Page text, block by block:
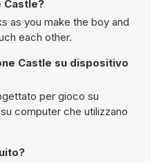
Castle?
as you make the boy and
each other.
Castle su dispositivo
per gioco su
computer che utilizzano